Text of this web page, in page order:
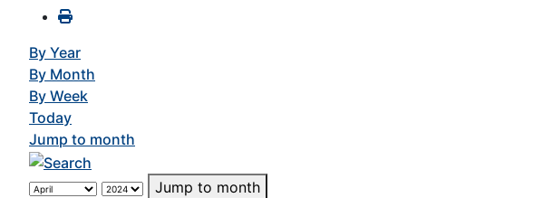
By Year
By Month
By Week
Today
Jump to month
Jump to month